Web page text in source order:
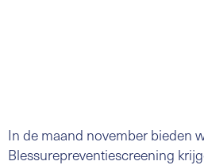
In de maand november bieden
Blessurepreventiescreening